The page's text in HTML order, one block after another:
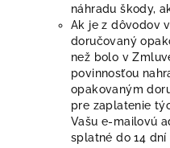
náhradu škody,
Ak je z dôvodov
doručovaný
než bolo v
povinnosťou
opakovaným
pre zaplatenie
Vašu e-mailovú
splatné do 14